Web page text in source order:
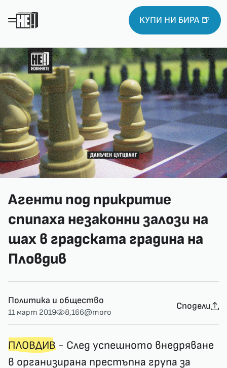
КУПИ НИ БИРА 🍺
Агенти под прикритие
спипаха незаконни залози на
шах в градската градина на
Пловдив
Политика и общество
11 март 2019 8,166@moro
Сподели
ПЛОВДИВ- След успешното внедряване
в организирана престъпна група за